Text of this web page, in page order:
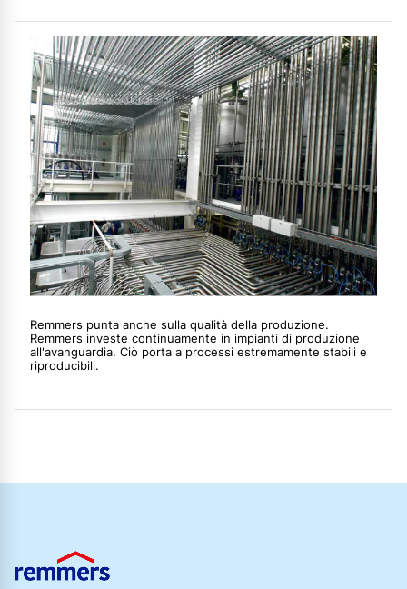
Remmers punta anche sulla qualità della produzione.
Remmers investe continuamente in impianti di produzione
all'avanguardia. Ciò porta a processi estremamente stabili e
riproducibili.